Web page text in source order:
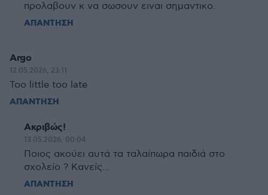
προλαβουν κ να σωσουν ειναι σημαντικο.
ΑΠΑΝΤΗΣΗ
Argo
12.05.2026, 23:11
Too little too late
ΑΠΑΝΤΗΣΗ
Ακριβώς!
13.05.2026, 00:04
Ποιος ακούει αυτά τα ταλαίπωρα παιδιά στο
σχολείο ? Κανείς...
ΑΠΑΝΤΗΣΗ